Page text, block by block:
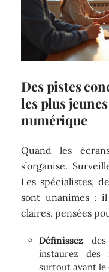
Des pistes
les plus
numérique
Quand les
s’organise.
Les spécialistes,
sont unanimes :
claires, pensées
Définissez
instaurez des
surtout avant le